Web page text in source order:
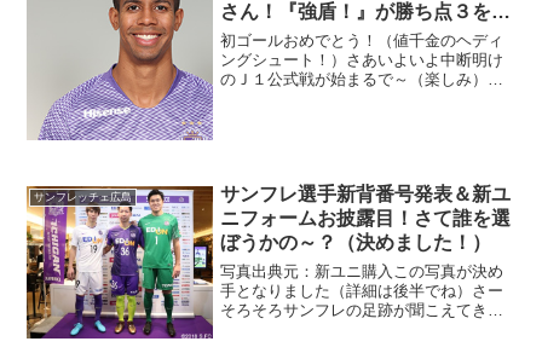
さん！『強盾！』が勝ち点３をも
たらしたで～！
初ゴールおめでとう！（値千金のヘディ
ングシュート！）さあいよいよ中断明け
のＪ１公式戦が始まるで～（楽しみ）わ
サンフレッチェ広島
サンフレ選手新背番号発表＆新ユ
ニフォームお披露目！さて誰を選
ぼうかの～？（決めました！）
写真出典元：新ユニ購入この写真が決め
手となりました（詳細は後半でね）さー
そろそろサンフレの足跡が聞こえてきた